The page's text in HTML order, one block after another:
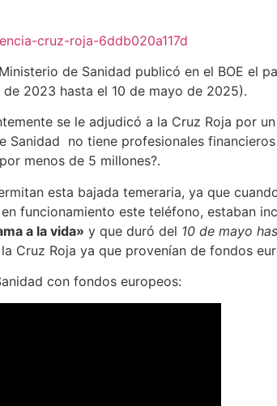
cruz-roja-6ddb020a117d
de Sanidad publicó en el BOE el
2023 hasta el 10 de mayo de 2025).
se le adjudicó a la Cruz Roja por
Sanidad no tiene profesionales
menos de 5 millones?.
esta bajada temeraria, ya que
funcionamiento este teléfono, estaban
a la vida» y que duró del 10 de mayo
Cruz Roja ya que provenían de fondos
con fondos europeos: